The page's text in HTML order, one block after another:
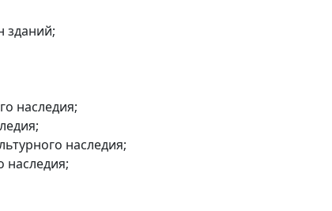
зданий;
наследия;
наследия;
наследия;